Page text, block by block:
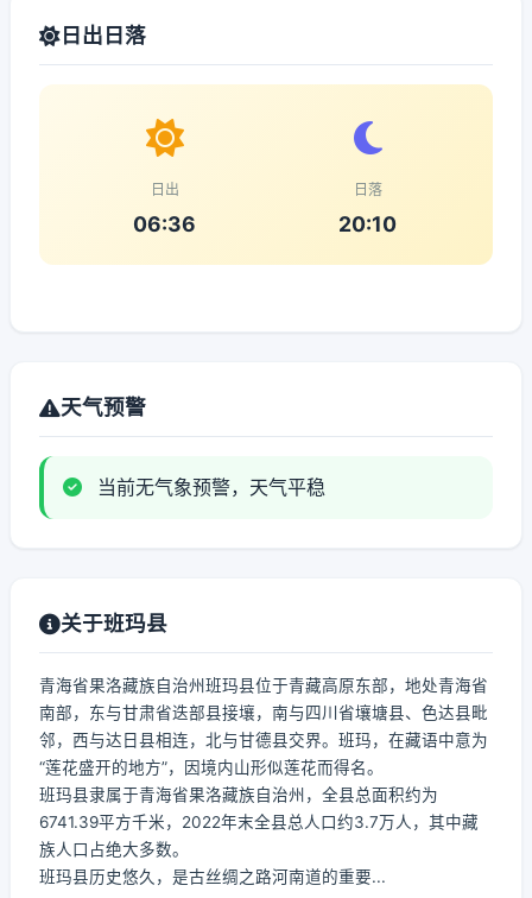
日出日落
日出
06:36
日落
20:10
天气预警
当前无气象预警，天气平稳
关于班玛县
青海省果洛藏族自治州班玛县位于青藏高原东部，地处青海省
南部，东与甘肃省迭部县接壤，南与四川省壤塘县、色达县毗
邻，西与达日县相连，北与甘德县交界。班玛，在藏语中意为
“莲花盛开的地方”，因境内山形似莲花而得名。
班玛县隶属于青海省果洛藏族自治州，全县总面积约为
6741.39平方千米，2022年末全县总人口约3.7万人，其中藏
族人口占绝大多数。
班玛县历史悠久，是古丝绸之路河南道的重要...